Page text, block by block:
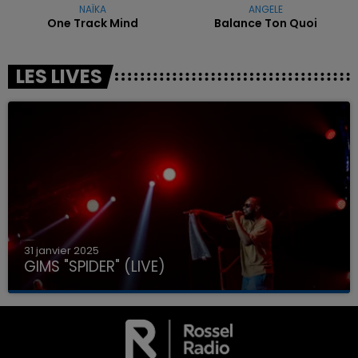
NAÏKA
One Track Mind
ANGELE
Balance Ton Quoi
LES LIVES
31 janvier 2025
GIMS "SPIDER" (LIVE)